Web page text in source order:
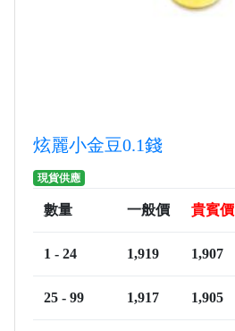
炫麗小金豆0.1錢
現貨供應
數量 一般價 貴賓價
1 - 24 1,919 1,907
25 - 99 1,917 1,905